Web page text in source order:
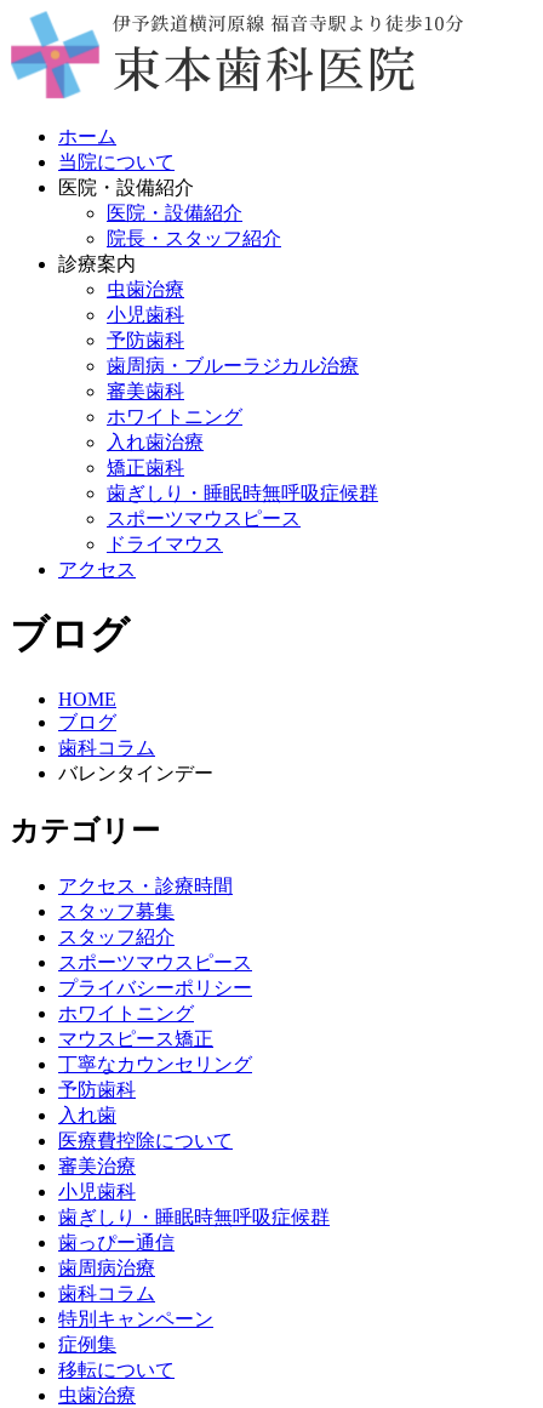
ホーム
当院について
医院・設備紹介
医院・設備紹介
院長・スタッフ紹介
診療案内
虫歯治療
小児歯科
予防歯科
歯周病・ブルーラジカル治療
審美歯科
ホワイトニング
入れ歯治療
矯正歯科
歯ぎしり・睡眠時無呼吸症候群
スポーツマウスピース
ドライマウス
アクセス
ブログ
HOME
ブログ
歯科コラム
バレンタインデー
カテゴリー
アクセス・診療時間
スタッフ募集
スタッフ紹介
スポーツマウスピース
プライバシーポリシー
ホワイトニング
マウスピース矯正
丁寧なカウンセリング
予防歯科
入れ歯
医療費控除について
審美治療
小児歯科
歯ぎしり・睡眠時無呼吸症候群
歯っぴー通信
歯周病治療
歯科コラム
特別キャンペーン
症例集
移転について
虫歯治療